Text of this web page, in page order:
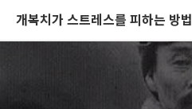
개복치가 스트레스를 피하는 방법